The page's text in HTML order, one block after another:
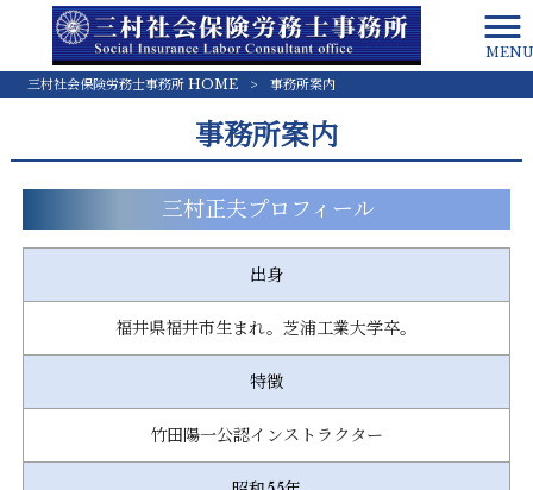
MENU
三村社会保険労務士事務所 HOME
> 事務所案内
事務所案内
三村正夫プロフィール
出身
福井県福井市生まれ。芝浦工業大学卒。
特徴
竹田陽一公認インストラクター